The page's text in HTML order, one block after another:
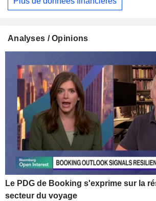
Analyses / Opinions
Le PDG de Booking s'exprime sur la
secteur du voyage